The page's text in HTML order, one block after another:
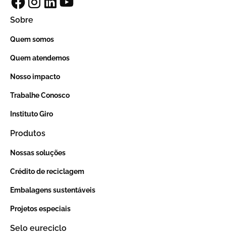
Sobre
Quem somos
Quem atendemos
Nosso impacto
Trabalhe Conosco
Instituto Giro
Produtos
Nossas soluções
Crédito de reciclagem
Embalagens sustentáveis
Projetos especiais
Selo eureciclo